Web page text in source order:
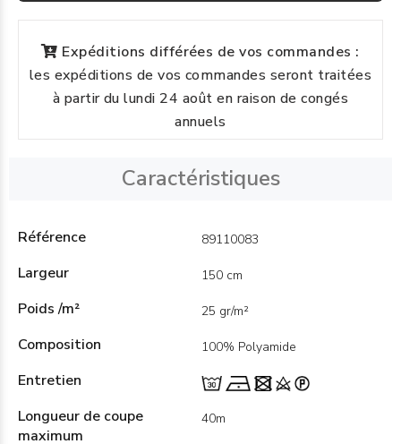
Expéditions différées de vos commandes :
les expéditions de vos commandes seront traitées
à partir du lundi 24 août en raison de congés
annuels
Caractéristiques
Référence 89110083
Largeur 150 cm
Poids /m² 25 gr/m²
Composition 100% Polyamide
Entretien
Longueur de coupe
maximum
40m